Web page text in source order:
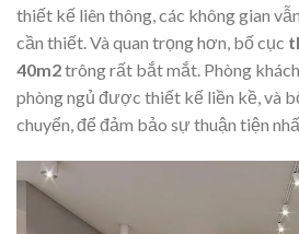
thiết kế liên thông, các không gian
cần thiết. Và quan trọng hơn, bố cục
40m2trông rất bắt mắt. Phòng
phòng ngủ được thiết kế liền kề, và
chuyển, để đảm bảo sự thuận tiện